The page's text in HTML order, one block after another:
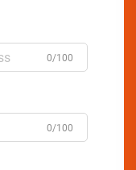
0/100
0/100